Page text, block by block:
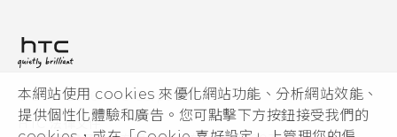
本網站使用 cookies 來優化網站功能、分析網站效能、
提供個性化體驗和廣告。您可點擊下方按鈕接受我們的
HTC Sync Manager
投資人
隱私權政策
產品安全性
© 2011-2026 HTC Corporation
HTC 法律文件